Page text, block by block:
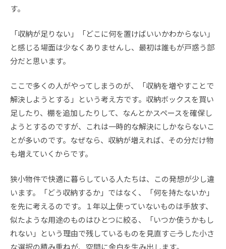
す。
「収納が足りない」「どこに何を置けばいいかわからない」
と感じる場面は少なくありませんし、最初は誰もが戸惑う部
分だと思います。
ここで多くの人がやってしまうのが、「収納を増やすことで
解決しようとする」という考え方です。収納ボックスを買い
足したり、棚を追加したりして、なんとかスペースを確保し
ようとするのですが、これは一時的な解決にしかならないこ
とが多いのです。なぜなら、収納が増えれば、その分だけ物
も増えていくからです。
狭小物件で快適に暮らしている人たちは、この発想が少し違
います。「どう収納するか」ではなく、「何を持たないか」
を先に考えるのです。１年以上使っていないものは手放す、
似たような用途のものはひとつに絞る、「いつか使うかもし
れない」という理由で残しているものを見直す――こうした小さ
な選択の積み重ねが、空間に余白を生み出します。